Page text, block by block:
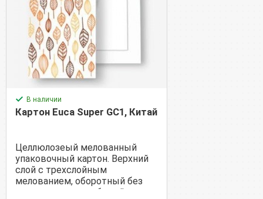
В наличии
Картон Euca Super GC1, Китай
Целлюлозеый мелованный
упаковочный картон. Верхний
слой с трехслойным
мелованием, оборотный без
мелования - цвет белый.